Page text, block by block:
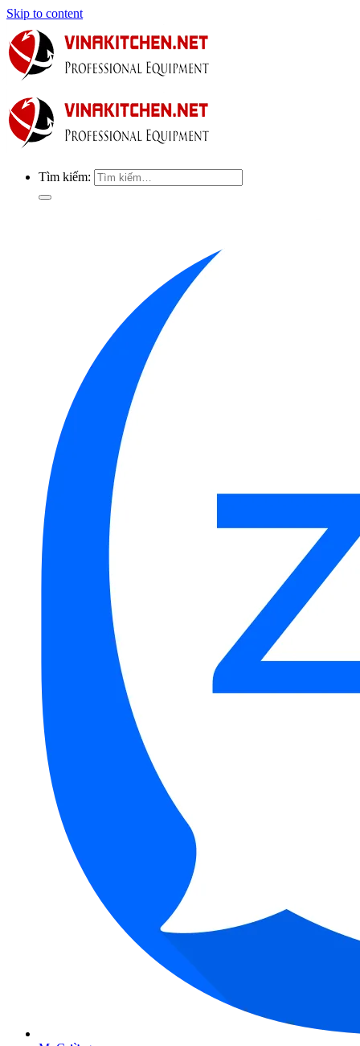
Skip to content
Tìm kiếm: